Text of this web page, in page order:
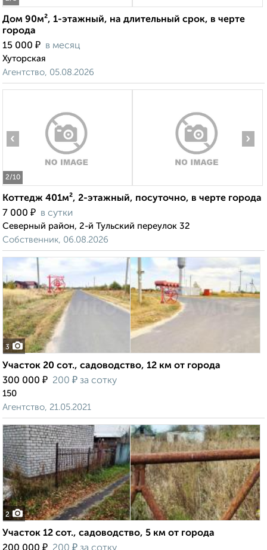
Дом 90м², 1-этажный, на длительный срок, в черте
города
15 000 ₽ в месяц
Хуторская
Агентство, 05.08.2026
2/10
‹ ›
Коттедж 401м², 2-этажный, посуточно, в черте города
7 000 ₽ в сутки
Северный район, 2-й Тульский переулок 32
Собственник, 06.08.2026
3
Участок 20 сот., садоводство, 12 км от города
300 000 ₽ 200 ₽ за сотку
150
Агентство, 21.05.2021
2
Участок 12 сот., садоводство, 5 км от города
₽ ₽